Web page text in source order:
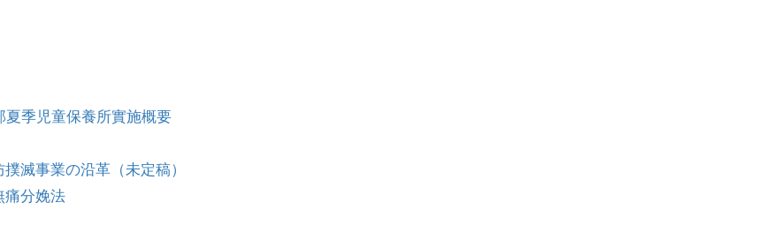
季児童保養所實施概要
滅事業の沿革（未定稿）
分娩法